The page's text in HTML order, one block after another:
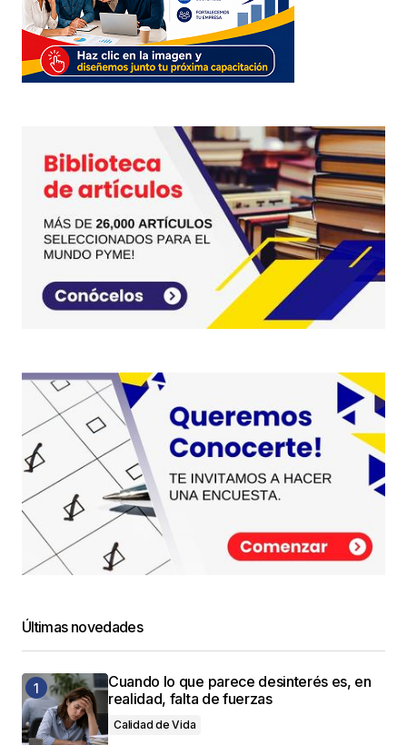
Últimas novedades
Cuando lo que parece desinterés es, en
realidad, falta de fuerzas
Calidad de Vida